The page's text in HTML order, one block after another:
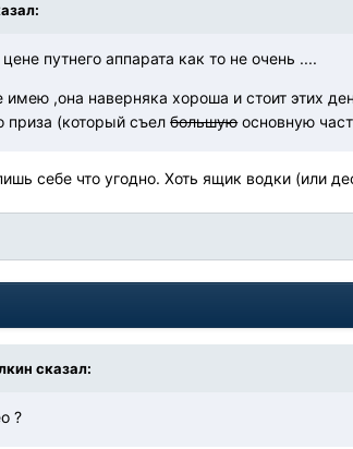
путнего аппарата как то не очень ....
имею ,она наверняка хороша и стоит этих
приза (который съелбольшуюосновную
себе что угодно. Хоть ящик водки (или
сказал:
?